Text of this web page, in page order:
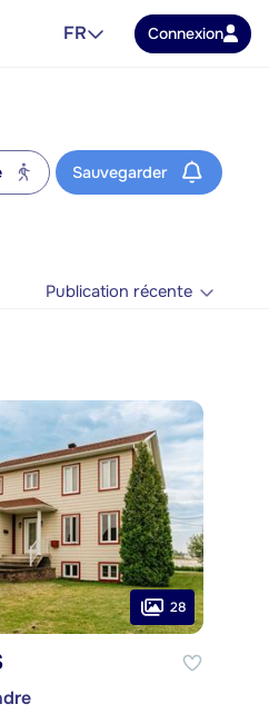
FR Connexion
Sauvegarder
Publication récente
28